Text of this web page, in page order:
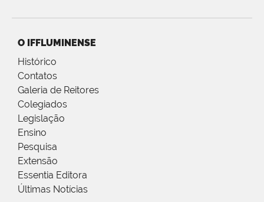
O IFFLUMINENSE
Histórico
Contatos
Galeria de Reitores
Colegiados
Legislação
Ensino
Pesquisa
Extensão
Essentia Editora
Últimas Notícias